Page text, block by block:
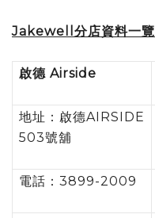
Jakewell 分店資料一覽
啟德 Airside
地址：啟德AIRSIDE
503號舖
電話：3899-2009